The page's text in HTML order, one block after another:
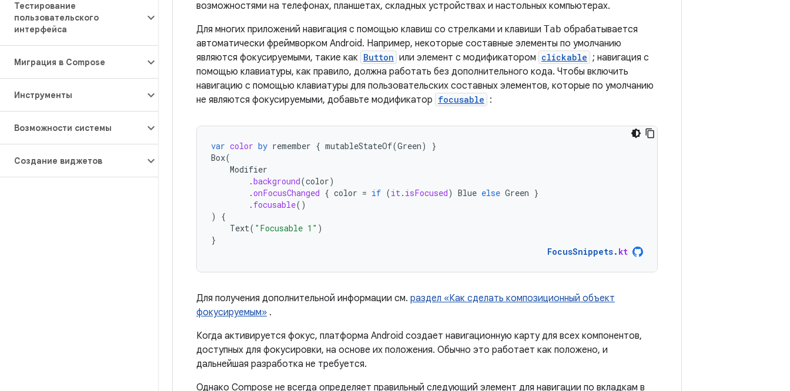
Тестирование
пользовательского
интерфейса
Миграция в Compose
Инструменты
Возможности системы
Создание виджетов
возможностями на телефонах, планшетах, складных устройствах и настольных компьютерах.
Для многих приложений навигация с помощью клавиш со стрелками и клавиши Tab обрабатывается
автоматически фреймворком Android. Например, некоторые составные элементы по умолчанию
являются фокусируемыми, такие как Button или элемент с модификатором clickable ; навигация с
помощью клавиатуры, как правило, должна работать без дополнительного кода. Чтобы включить
навигацию с помощью клавиатуры для пользовательских составных элементов, которые по умолчанию
не являются фокусируемыми, добавьте модификатор focusable :
var color by remember { mutableStateOf(Green)
}
Box(
Modifier
.background(color)
.onFocusChanged { color = if (it. isFocused) Blue else Green }
. focusable()
)
{
Text( "Focusable 1" )
}
FocusSnippets. kt
Для получения дополнительной информации см. раздел «Как сделать композиционный объект
фокусируемым» .
Когда активируется фокус, платформа Android создает навигационную карту для всех компонентов,
доступных для фокусировки, на основе их положения. Обычно это работает как положено, и
дальнейшая разработка не требуется.
Однако Compose не всегда определяет правильный следующий элемент для навигации по вкладкам в